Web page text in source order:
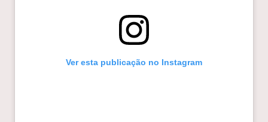
Ver esta publicação no Instagram